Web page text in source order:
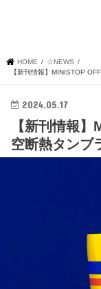
HOME
☆NEWS
【新刊情報】MINISTOP
2024.05.17
【新刊情報
空断熱タンブ